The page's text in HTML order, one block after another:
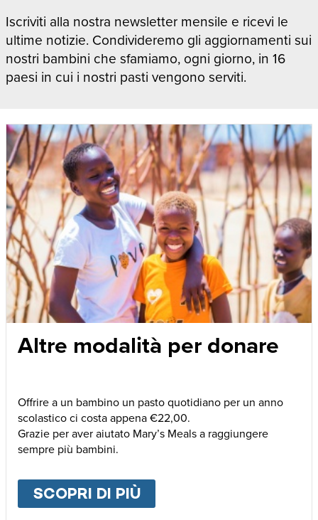
Iscriviti alla nostra newsletter mensile e ricevi le
ultime notizie. Condivideremo gli aggiornamenti sui
nostri bambini che sfamiamo, ogni giorno, in 16
paesi in cui i nostri pasti vengono serviti.
Altre modalità per donare
Offrire a un bambino un pasto quotidiano per un anno
scolastico ci costa appena €22,00.
Grazie per aver aiutato Mary’s Meals a raggiungere
sempre più bambini.
SCOPRI DI PIÙABOUT